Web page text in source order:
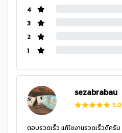
4
3
2
1
sezabrabau
5.0
ตอบรวดเร็ว แก้ไขงานรวดเร็วดีครับ